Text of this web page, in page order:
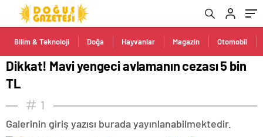
Bilim & Teknoloji Doğa Hayvanlar Magazin Otomobil
Dikkat! Mavi yengeci avlamanın cezası 5 bin
TL
1
Galerinin giriş yazısı burada yayınlanabilmektedir.